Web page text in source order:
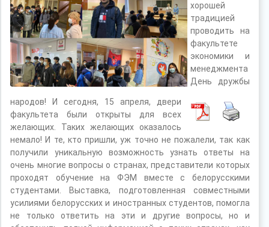
хорошей
традицией
проводить на
факультете
экономики и
менеджмента
День дружбы
народов! И сегодня, 15 апреля, двери
факультета были открыты для всех
желающих. Таких желающих оказалось
немало! И те, кто пришли, уж точно не пожалели, так как
получили уникальную возможность узнать ответы на
очень многие вопросы о странах, представители которых
проходят обучение на ФЭМ вместе с белорусскими
студентами. Выставка, подготовленная совместными
усилиями белорусских и иностранных студентов, помогла
не только ответить на эти и другие вопросы, но и